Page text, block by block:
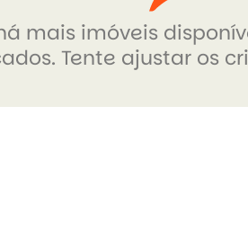
mais imóveis
Tente ajustar os